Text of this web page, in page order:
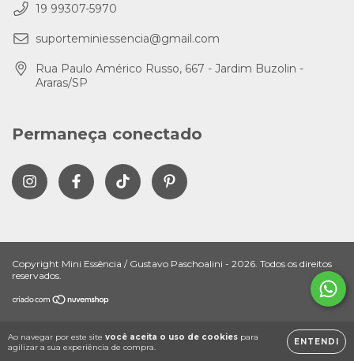
Ao navegar por este site você aceita o uso de cookies para
agilizar a sua experiência de compra.
ENTENDI
19 99307-5970
suporteminiessencia@gmail.com
Rua Paulo Américo Russo, 667 - Jardim Buzolin -
Araras/SP
Permaneça conectado
Copyright Mini Essência / Gustavo Paschoalini - 2026. Todos os direitos
reservados.